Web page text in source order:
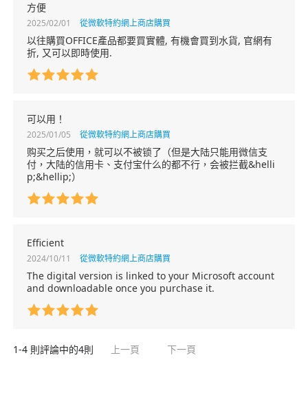
方便
2025/02/01 從微軟特約網上商店購買
以往購買OFFICE產品都要買實體, 有機會買到水貨, 官網有
折, 又可以即時使用.
可以用！
2025/01/05 從微軟特約網上商店購買
购买之后使用，就可以不被锁了（但是大陆只能用微信支
付，大陆的信用卡、支付宝什么的都不行，会被拦截&helli
p;&hellip;）
Efficient
2024/10/11 從微軟特約網上商店購買
The digital version is linked to your Microsoft account
and downloadable once you purchase it.
1-4 則評論中的4則 上一頁 下一頁